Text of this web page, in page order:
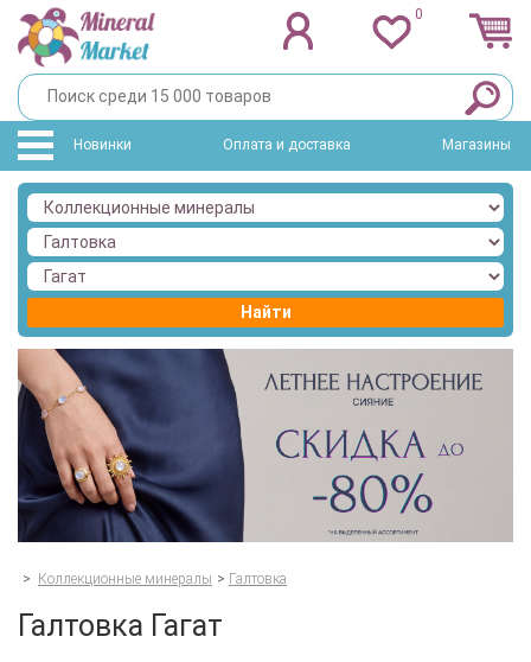
0
Новинки Оплата и доставка Магазины
Найти
> Коллекционные минералы > Галтовка
Галтовка Гагат